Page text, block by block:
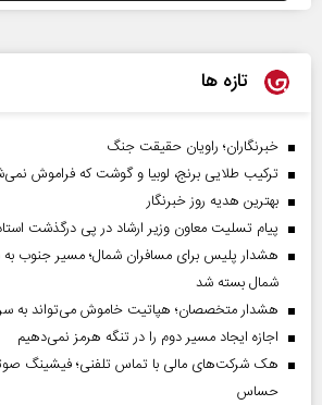
تازه ها
خبرنگاران؛ راویان حقیقت جنگ
ترکیب طلایی برنج، لوبیا و گوشت که فراموش
بهترین هدیه روز خبرنگار
پیام تسلیت معاون وزیر ارشاد در پی درگذشت استاد
هشدار پلیس برای مسافران شمال؛ مسیر جنوب
شمال بسته شد
هشدار متخصصان؛ هپاتیت خاموش می‌تواند به
اجازه ایجاد مسیر دوم را در تنگه هرمز نمی‌دهیم
هک شرکت‌های مالی با تماس تلفنی؛ فیشینگ
حساس